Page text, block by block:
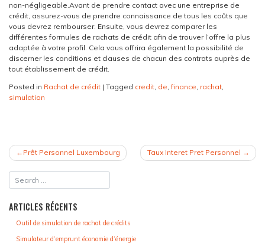
non-négligeable.Avant de prendre contact avec une entreprise de
crédit, assurez-vous de prendre connaissance de tous les coûts que
vous devrez rembourser. Ensuite, vous devrez comparer les
différentes formules de rachats de crédit afin de trouver l’offre la plus
adaptée à votre profil. Cela vous offrira également la possibilité de
discerner les conditions et clauses de chacun des contrats auprès de
tout établissement de crédit.
Posted in Rachat de crédit | Tagged credit, de,finance, rachat,
simulation
NAVIGATION
DE
L’ARTICLE
Prêt Personnel Luxembourg Taux Interet Pret Personnel
ARTICLES RÉCENTS
Outil de simulation de rachat de crédits
Simulateur d’emprunt économie d’énergie